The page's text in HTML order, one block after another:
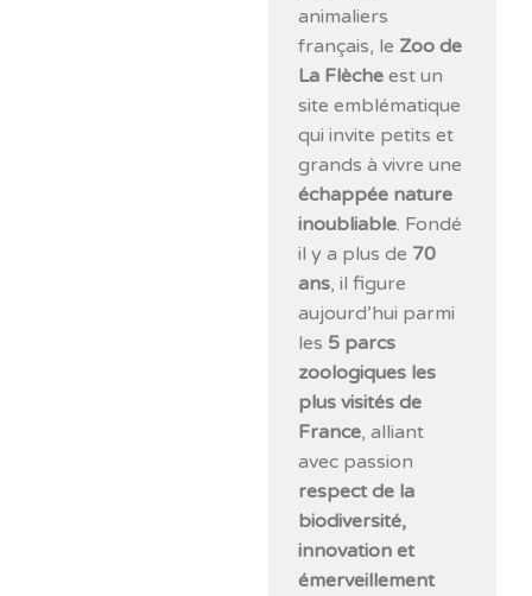
animaliers
français, le Zoo de
La Flèche est un
site emblématique
qui invite petits et
grands à vivre une
échappée nature
inoubliable. Fondé
il y a plus de 70
ans, il figure
aujourd’hui parmi
les 5 parcs
zoologiques les
plus visités de
France, alliant
avec passion
respect de la
biodiversité,
innovation et
émerveillement